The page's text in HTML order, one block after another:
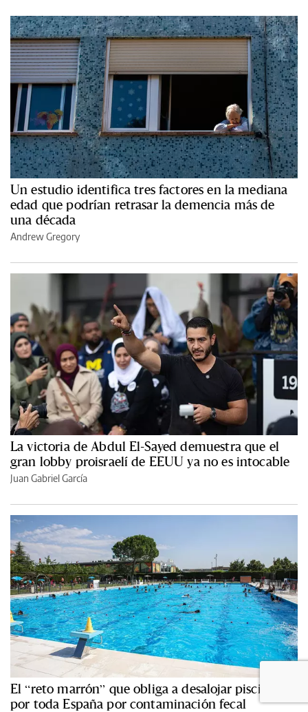
Un estudio identifica tres factores en la mediana
edad que podrían retrasar la demencia más de
una década
Andrew Gregory
La victoria de Abdul El-Sayed demuestra que el
gran lobby proisraelí de EEUU ya no es intocable
Juan Gabriel García
El “reto marrón” que obliga a desalojar piscinas
por toda España por contaminación fecal